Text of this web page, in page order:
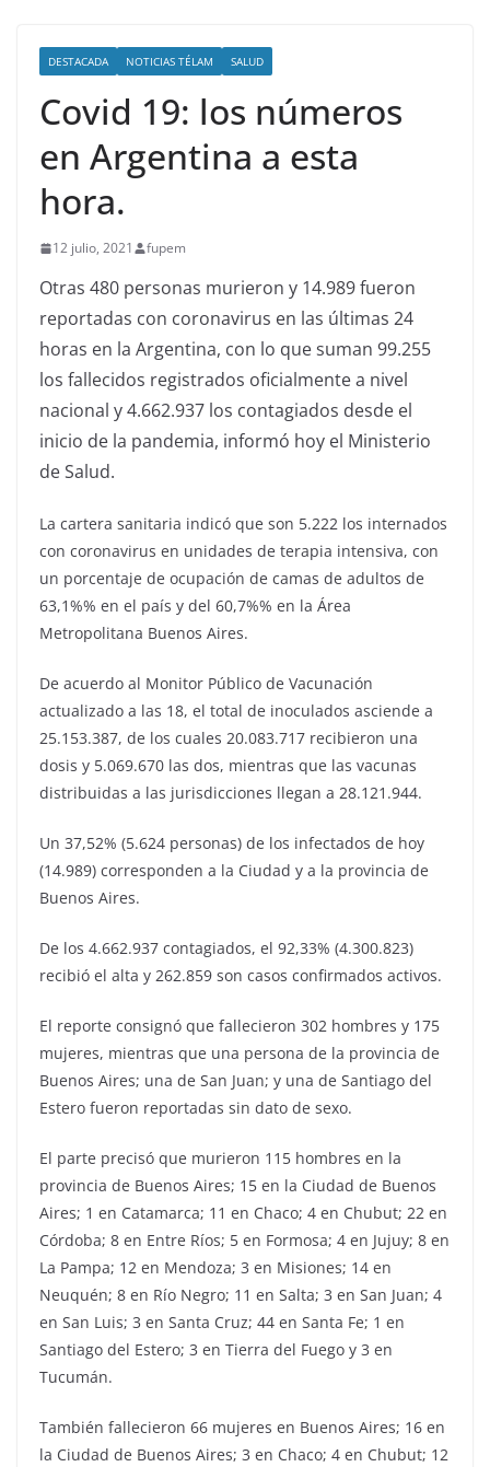
DESTACADA NOTICIAS TÉLAM SALUD
Covid 19: los números
en Argentina a esta
hora.
12 julio, 2021 fupem
Otras 480 personas murieron y 14.989 fueron
reportadas con coronavirus en las últimas 24
horas en la Argentina, con lo que suman 99.255
los fallecidos registrados oficialmente a nivel
nacional y 4.662.937 los contagiados desde el
inicio de la pandemia, informó hoy el Ministerio
de Salud.
La cartera sanitaria indicó que son 5.222 los internados
con coronavirus en unidades de terapia intensiva, con
un porcentaje de ocupación de camas de adultos de
63,1%% en el país y del 60,7%% en la Área
Metropolitana Buenos Aires.
De acuerdo al Monitor Público de Vacunación
actualizado a las 18, el total de inoculados asciende a
25.153.387, de los cuales 20.083.717 recibieron una
dosis y 5.069.670 las dos, mientras que las vacunas
distribuidas a las jurisdicciones llegan a 28.121.944.
Un 37,52% (5.624 personas) de los infectados de hoy
(14.989) corresponden a la Ciudad y a la provincia de
Buenos Aires.
De los 4.662.937 contagiados, el 92,33% (4.300.823)
recibió el alta y 262.859 son casos confirmados activos.
El reporte consignó que fallecieron 302 hombres y 175
mujeres, mientras que una persona de la provincia de
Buenos Aires; una de San Juan; y una de Santiago del
Estero fueron reportadas sin dato de sexo.
El parte precisó que murieron 115 hombres en la
provincia de Buenos Aires; 15 en la Ciudad de Buenos
Aires; 1 en Catamarca; 11 en Chaco; 4 en Chubut; 22 en
Córdoba; 8 en Entre Ríos; 5 en Formosa; 4 en Jujuy; 8 en
La Pampa; 12 en Mendoza; 3 en Misiones; 14 en
Neuquén; 8 en Río Negro; 11 en Salta; 3 en San Juan; 4
en San Luis; 3 en Santa Cruz; 44 en Santa Fe; 1 en
Santiago del Estero; 3 en Tierra del Fuego y 3 en
Tucumán.
También fallecieron 66 mujeres en Buenos Aires; 16 en
la Ciudad de Buenos Aires; 3 en Chaco; 4 en Chubut; 12